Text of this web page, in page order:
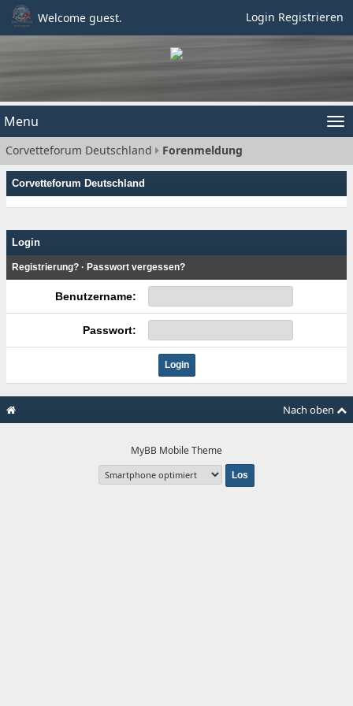
Welcome guest. Login Registrieren
Menu
Corvetteforum Deutschland Forenmeldung
Corvetteforum Deutschland
Login
Registrierung? · Passwort vergessen?
Benutzername:
Passwort:
Nach oben
MyBB Mobile Theme